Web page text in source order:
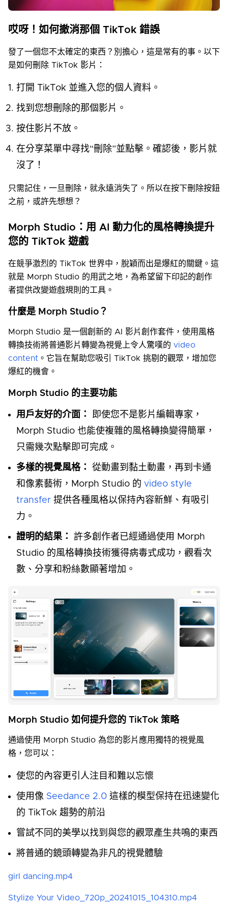
哎呀！如何撤消那個 TikTok 錯誤
發了一個您不太確定的東西？別擔心，這是常有的事。以下
是如何刪除 TikTok 影片：
打開 TikTok 並進入您的個人資料。
找到您想刪除的那個影片。
按住影片不放。
在分享菜單中尋找“刪除”並點擊。確認後，影片就
沒了！
只需記住，一旦刪除，就永遠消失了。所以在按下刪除按鈕
之前，或許先想想？
Morph Studio：用 AI 動力化的風格轉換提升
您的 TikTok 遊戲
在競爭激烈的 TikTok 世界中，脫穎而出是爆紅的關鍵。這
就是 Morph Studio 的用武之地，為希望留下印記的創作
者提供改變遊戲規則的工具。
什麼是 Morph Studio？
Morph Studio 是一個創新的 AI 影片創作套件，使用風格
轉換技術將普通影片轉變為視覺上令人驚嘆的 video
content 。它旨在幫助您吸引 TikTok 挑剔的觀眾，增加您
爆紅的機會。
Morph Studio 的主要功能
用戶友好的介面：
即使您不是影片編輯專家，
Morph Studio 也能使複雜的風格轉換變得簡單，
只需幾次點擊即可完成。
多樣的視覺風格：
從動畫到黏土動畫，再到卡通
和像素藝術，Morph Studio 的 video style
transfer 提供各種風格以保持內容新鮮、有吸引
力。
證明的結果：
許多創作者已經通過使用 Morph
Studio 的風格轉換技術獲得病毒式成功，觀看次
數、分享和粉絲數顯著增加。
Morph Studio 如何提升您的 TikTok 策略
通過使用 Morph Studio 為您的影片應用獨特的視覺風
格，您可以：
使您的內容更引人注目和難以忘懷
使用像 Seedance 2.0 這樣的模型保持在迅速變化
的 TikTok 趨勢的前沿
嘗試不同的美學以找到與您的觀眾產生共鳴的東西
將普通的鏡頭轉變為非凡的視覺體驗
girl dancing.mp4
Stylize Your Video_720p_20241015_104310.mp4